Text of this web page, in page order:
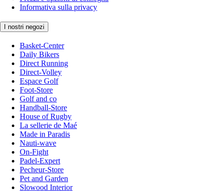
Informativa sulla privacy
I nostri negozi
Basket-Center
Daily Bikers
Direct Running
Direct-Volley
Espace Golf
Foot-Store
Golf and co
Handball-Store
House of Rugby
La sellerie de Maé
Made in Paradis
Nauti-wave
On-Fight
Padel-Expert
Pecheur-Store
Pet and Garden
Slowood Interior